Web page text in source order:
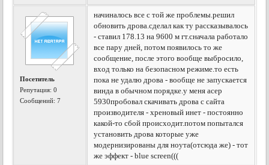
Посетитель
Репутация:0
Сообщений: 7
начиналось все с той же проблемы.решил
обновить дрова.сделал как ту рассказывалось
- ставил 178.13 на 9600 м гт.сначала работало
все пару дней, потом появилось то же
сообщение, после этого вообще выбросило,
вход только на безопасном режиме.то есть
пока не удалю дрова - вообще не запускается
винда в обычном порядке.у меня асер
5930пробовал скачивать дрова с сайта
производителя - хреновый инет - постоянно
какой-то сбой происходит.потом попытался
установить дрова которые уже
модернизированы для ноута(отсюда же) - тот
же эффект - blue screen(((